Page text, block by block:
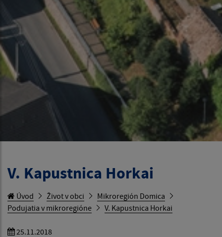
V. Kapustnica Horkai
Úvod Život v obci
Mikroregión Domica
Podujatia v mikroregióne
V. Kapustnica Horkai
25.11.2018